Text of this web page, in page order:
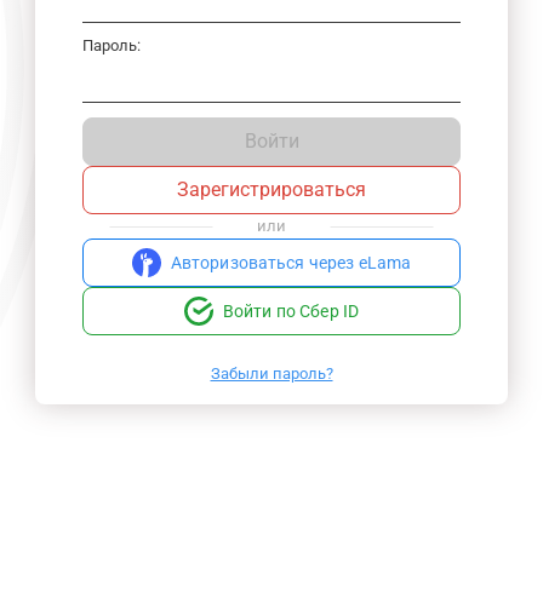
Пароль:
Войти
Зарегистрироваться
или
Авторизоваться через eLama
Войти по Сбер ID
Забыли пароль?